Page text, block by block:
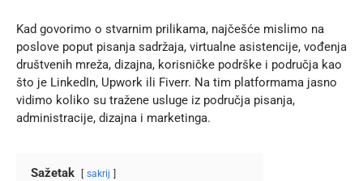
Kad govorimo o stvarnim prilikama, najčešće mislimo na
poslove poput pisanja sadržaja, virtualne asistencije, vođenja
društvenih mreža, dizajna, korisničke podrške i područja kao
što je LinkedIn, Upwork ili Fiverr. Na tim platformama jasno
vidimo koliko su tražene usluge iz područja pisanja,
administracije, dizajna i marketinga.
Sažetak sakrij